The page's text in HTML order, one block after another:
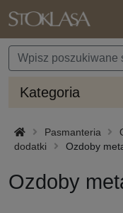
Kategoria
Pasmanteria
dodatki
Ozdoby
Ozdoby